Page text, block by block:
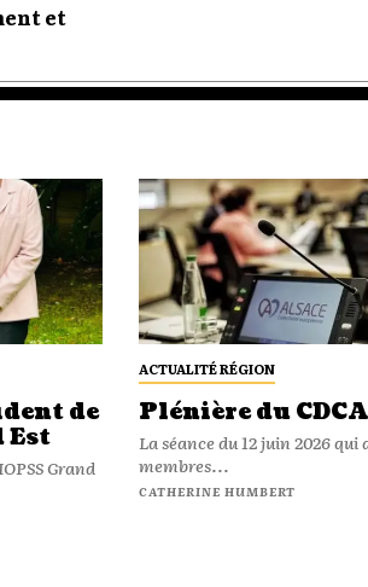
et
de
Est
Grand
ACTUALITÉ RÉGION
Plénière du
La séance du 12 juin 2026 qui
membres...
CATHERINE HUMBERT